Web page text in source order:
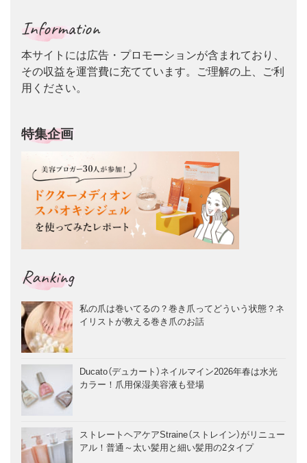
Information
本サイトには広告・プロモーションが含まれており、
その収益を運営費に充てています。ご理解の上、ご利
用ください。
特集企画
Ranking
私の爪は巻いてるの？巻き爪ってどういう状態？ネ
イリストが教える巻き爪のお話
Ducato（デュカート）ネイルマイン2026年春は水光
カラー！爪用保湿美容液も登場
ストレートヘアケアStraine（ストレイン）がリニュー
アル！普通～太い髪用と細い髪用の2タイプ